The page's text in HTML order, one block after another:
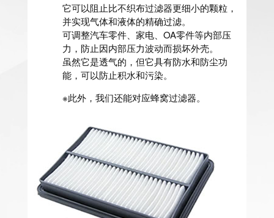
它可以阻止比不织布过滤器更细小的颗粒，
并实现气体和液体的精确过滤。
可调整汽车零件、家电、OA零件等内部压
力，防止因内部压力波动而损坏外壳。
虽然它是透气的，但它具有防水和防尘功
能，可以防止积水和污染。
※此外，我们还能对应蜂窝过滤器。